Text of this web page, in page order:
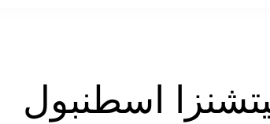
اسطنبول